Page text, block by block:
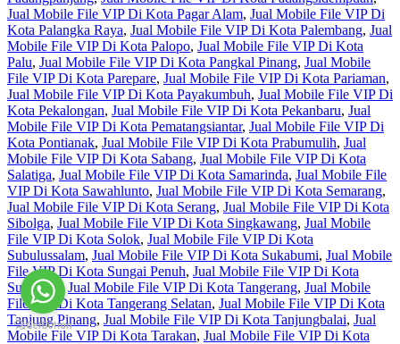
Jual Mobile File VIP Di Kota Pagar Alam, Jual Mobile File VIP Di
Kota Palangka Raya, Jual Mobile File VIP Di Kota Palembang, Jual
Mobile File VIP Di Kota Palopo, Jual Mobile File VIP Di Kota
Palu, Jual Mobile File VIP Di Kota Pangkal Pinang, Jual Mobile
File VIP Di Kota Parepare, Jual Mobile File VIP Di Kota Pariaman,
Jual Mobile File VIP Di Kota Payakumbuh, Jual Mobile File VIP Di
Kota Pekalongan, Jual Mobile File VIP Di Kota Pekanbaru, Jual
Mobile File VIP Di Kota Pematangsiantar, Jual Mobile File VIP Di
Kota Pontianak, Jual Mobile File VIP Di Kota Prabumulih, Jual
Mobile File VIP Di Kota Sabang, Jual Mobile File VIP Di Kota
Salatiga, Jual Mobile File VIP Di Kota Samarinda, Jual Mobile File
VIP Di Kota Sawahlunto, Jual Mobile File VIP Di Kota Semarang,
Jual Mobile File VIP Di Kota Serang, Jual Mobile File VIP Di Kota
Sibolga, Jual Mobile File VIP Di Kota Singkawang, Jual Mobile
File VIP Di Kota Solok, Jual Mobile File VIP Di Kota
Subulussalam, Jual Mobile File VIP Di Kota Sukabumi, Jual Mobile
File VIP Di Kota Sungai Penuh, Jual Mobile File VIP Di Kota
Surakarta ,Jual Mobile File VIP Di Kota Tangerang, Jual Mobile
File VIP Di Kota Tangerang Selatan, Jual Mobile File VIP Di Kota
Tanjung Pinang, Jual Mobile File VIP Di Kota Tanjungbalai, Jual
Mobile File VIP Di Kota Tarakan, Jual Mobile File VIP Di Kota